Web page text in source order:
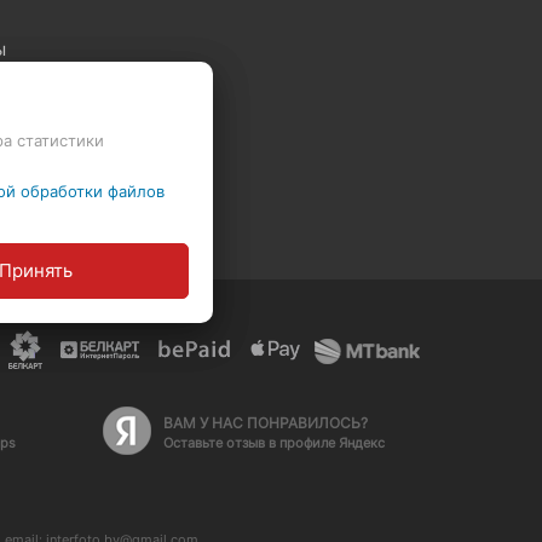
ВАМ У НАС ПОНРАВИЛОСЬ?
Оставьте отзыв в профиле Яндекс
статистики
обработки файлов
Принять